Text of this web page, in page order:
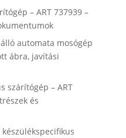
– ART 737939 –
automata mosógép
ábra, javítási
szárítógép – ART
és